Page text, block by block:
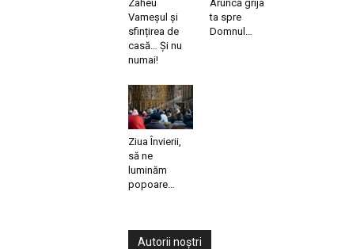
Zaheu
Vameșul și
sfințirea de
casă… Și nu
numai!
Aruncă grija
ta spre
Domnul…
Ziua Învierii,
să ne
luminăm
popoare…
Autorii noștri